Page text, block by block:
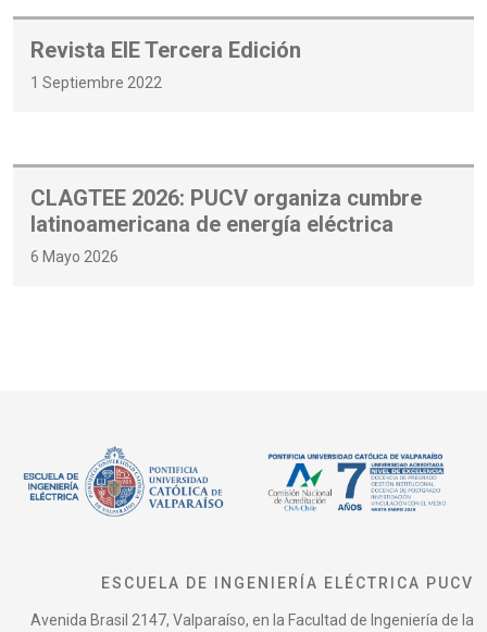
Revista EIE Tercera Edición
1 Septiembre 2022
CLAGTEE 2026: PUCV organiza cumbre
latinoamericana de energía eléctrica
6 Mayo 2026
ESCUELA DE INGENIERÍA ELÉCTRICA PUCV
Avenida Brasil 2147, Valparaíso, en la Facultad de Ingeniería de la